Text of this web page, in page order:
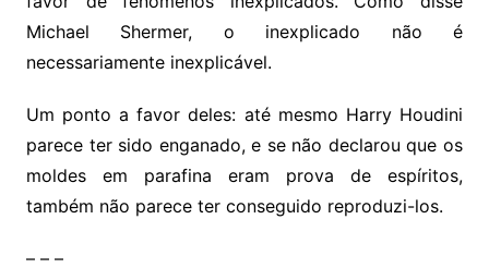
Michael Shermer, o inexplicado não é
necessariamente inexplicável.
Um ponto a favor deles: até mesmo Harry Houdini
parece ter sido enganado, e se não declarou que os
moldes em parafina eram prova de espíritos,
também não parece ter conseguido reproduzi-los.
– – –